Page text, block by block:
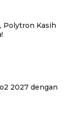
Polytron Kasih
2027 dengan